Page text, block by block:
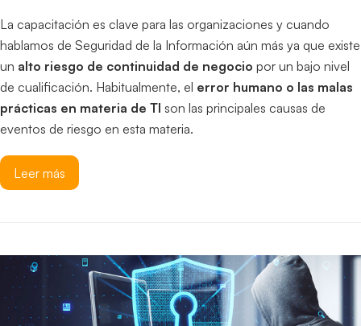
La capacitación es clave para las organizaciones y cuando
hablamos de Seguridad de la Información aún más ya que existe
un alto riesgo de continuidad de negocio por un bajo nivel
de cualificación. Habitualmente, el error humano o las malas
prácticas en materia de TI son las principales causas de
eventos de riesgo en esta materia.
Leer más